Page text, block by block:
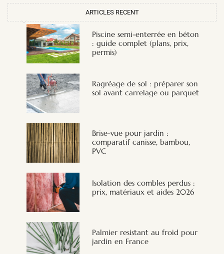
ARTICLES RECENT
Piscine semi-enterrée en béton
: guide complet (plans, prix,
permis)
Ragréage de sol : préparer son
sol avant carrelage ou parquet
Brise-vue pour jardin :
comparatif canisse, bambou,
PVC
Isolation des combles perdus :
prix, matériaux et aides 2026
Palmier resistant au froid pour
jardin en France